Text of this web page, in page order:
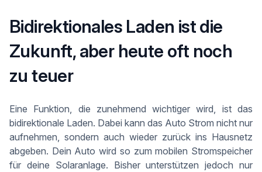
Bidirektionales Laden ist die
Zukunft, aber heute oft noch
zu teuer
Eine Funktion, die zunehmend wichtiger wird, ist das
bidirektionale Laden. Dabei kann das Auto Strom nicht nur
aufnehmen, sondern auch wieder zurück ins Hausnetz
abgeben. Dein Auto wird so zum mobilen Stromspeicher
für deine Solaranlage. Bisher unterstützen jedoch nur